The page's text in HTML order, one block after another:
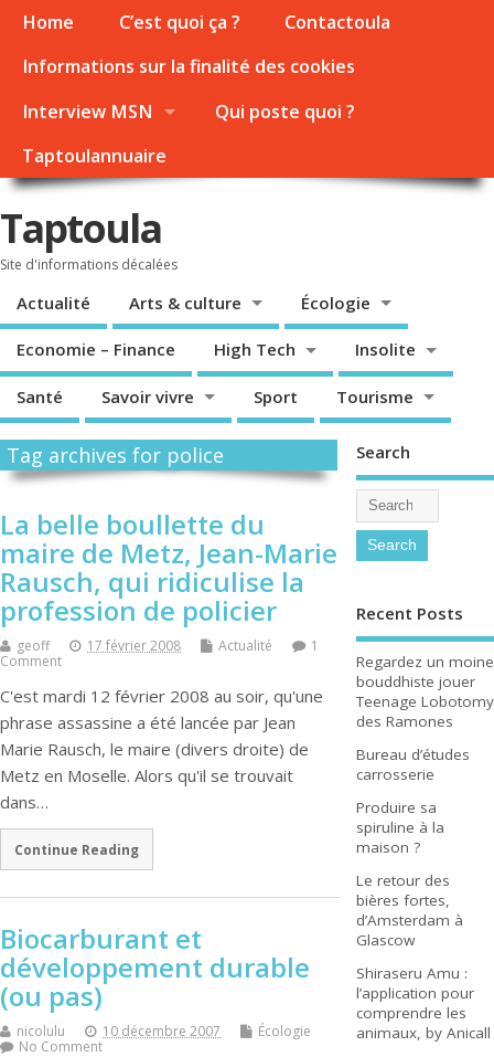
Home C’est quoi ça ?
Contactoula
Informations sur la finalité des cookies
Interview MSN
Qui poste quoi ?
Taptoulannuaire
Taptoula
Site d'informations décalées
Actualité Arts & culture Écologie
Economie – Finance High Tech Insolite
Santé Savoir vivre Sport Tourisme
Tag archives for police
La belle boullette du
maire de Metz, Jean-Marie
Rausch, qui ridiculise la
profession de policier
geoff 17 février 2008 Actualité
1
Comment
C'est mardi 12 février 2008 au soir, qu'une
phrase assassine a été lancée par Jean
Marie Rausch, le maire (divers droite) de
Metz en Moselle. Alors qu'il se trouvait
dans…
Continue Reading
Biocarburant et
développement durable
(ou pas)
nicolulu 10 décembre 2007
Écologie
No Comment
Search
Recent Posts
Regardez un moine
bouddhiste jouer
Teenage Lobotomy
des Ramones
Bureau d’études
carrosserie
Produire sa
spiruline à la
maison ?
Le retour des
bières fortes,
d’Amsterdam à
Glascow
Shiraseru Amu :
l’application pour
comprendre les
animaux, by Anicall